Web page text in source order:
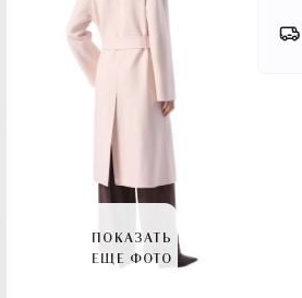
ПОКАЗАТЬ
ЕЩЕ ФОТО